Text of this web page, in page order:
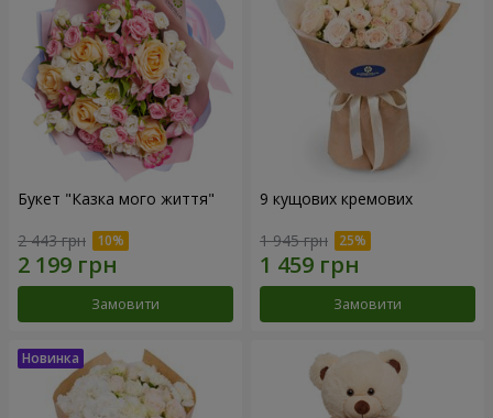
Букет "Казка мого життя"
2 443 грн
Замовити
9 кущових кремових
1 945 грн
Замовити